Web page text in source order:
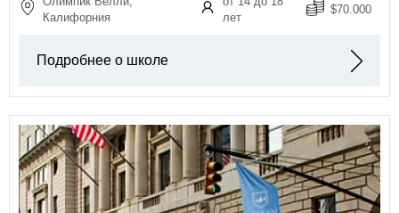
Калифорния
лет
$70.000
Подробнее о школе